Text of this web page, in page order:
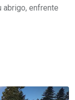
abrigo, enfrente